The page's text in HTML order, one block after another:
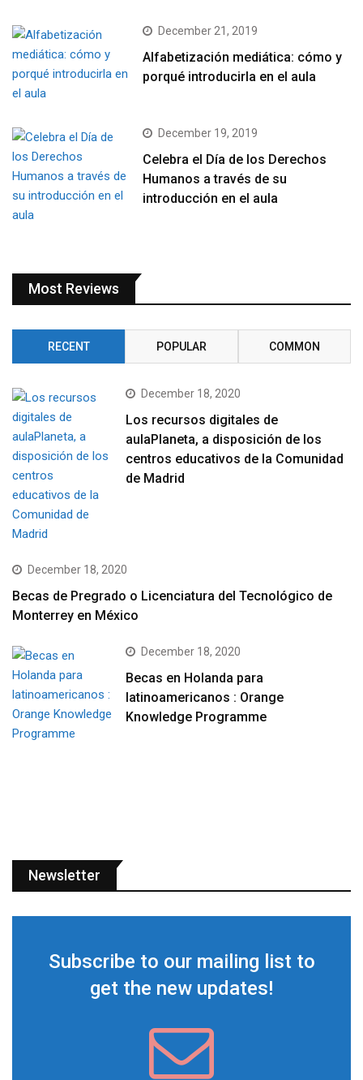
December 21, 2019
Alfabetización mediática: cómo y
porqué introducirla en el aula
December 19, 2019
Celebra el Día de los Derechos
Humanos a través de su
introducción en el aula
Most Reviews
RECENT POPULAR COMMON
December 18, 2020
Los recursos digitales de
aulaPlaneta, a disposición de los
centros educativos de la Comunidad
de Madrid
December 18, 2020
Becas de Pregrado o Licenciatura del Tecnológico de
Monterrey en México
December 18, 2020
Becas en Holanda para
latinoamericanos : Orange
Knowledge Programme
Newsletter
Subscribe to our mailing list to
get the new updates!